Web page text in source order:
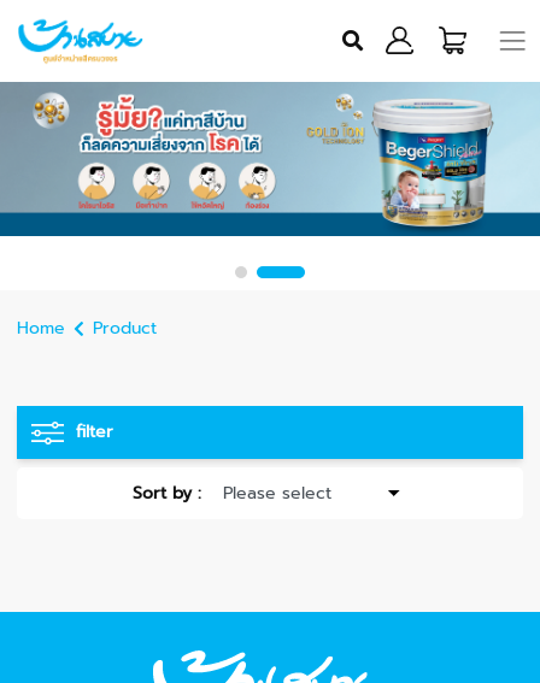
Home Product
filter
Sort by :